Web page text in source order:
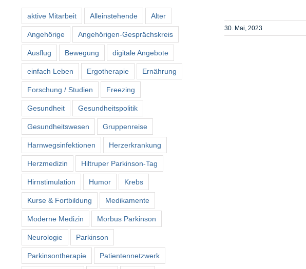
30. Mai, 2023
aktive Mitarbeit Alleinstehende Alter
Angehörige Angehörigen-Gesprächskreis
Ausflug Bewegung digitale Angebote
einfach Leben Ergotherapie Ernährung
Forschung / Studien Freezing
Gesundheit Gesundheitspolitik
Gesundheitswesen Gruppenreise
Harnwegsinfektionen Herzerkrankung
Herzmedizin Hiltruper Parkinson-Tag
Hirnstimulation Humor Krebs
Kurse & Fortbildung Medikamente
Moderne Medizin Morbus Parkinson
Neurologie Parkinson
Parkinsontherapie Patientennetzwerk